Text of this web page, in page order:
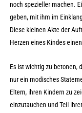
noch spezieller machen.
geben, mit ihm im
Diese kleinen Akte der
Herzen eines Kindes
Es ist wichtig zu betonen,
nur ein modisches
Eltern, ihren Kindern zu
einzutauchen und Teil